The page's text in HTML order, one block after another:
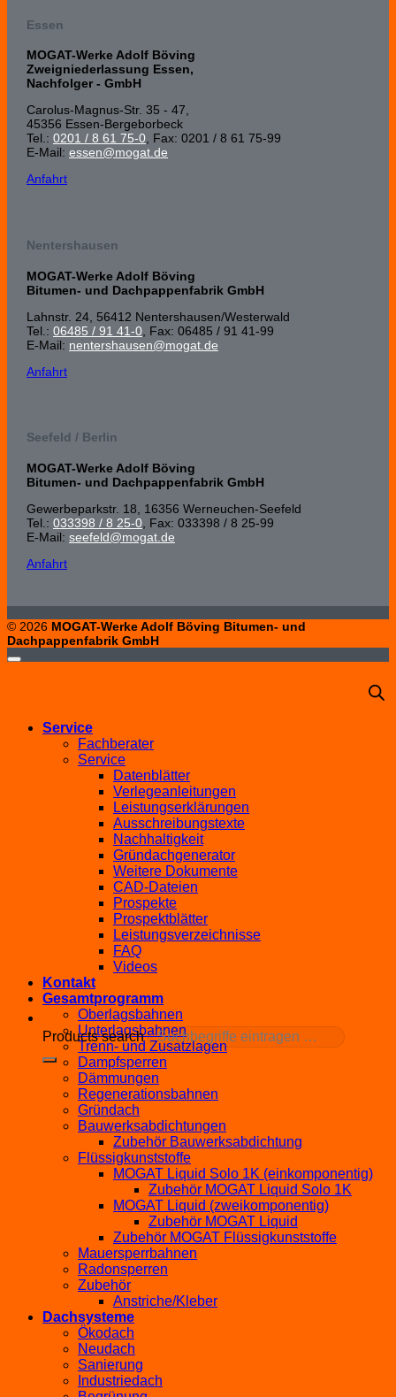
Essen
MOGAT-Werke Adolf Böving
Zweigniederlassung Essen,
Nachfolger - GmbH
Carolus-Magnus-Str. 35 - 47,
45356 Essen-Bergeborbeck
Tel.: 0201 / 8 61 75-0, Fax: 0201 / 8 61 75-99
E-Mail: essen@mogat.de
Anfahrt
Nentershausen
MOGAT-Werke Adolf Böving
Bitumen- und Dachpappenfabrik GmbH
Lahnstr. 24, 56412 Nenters­hausen/Wester­wald
Tel.: 06485 / 91 41-0 , Fax: 06485 / 91 41-99
E-Mail: nentershausen@mogat.de
Anfahrt
Seefeld / Berlin
MOGAT-Werke Adolf Böving
Bitumen- und Dachpappenfabrik GmbH
Gewerbeparkstr. 18, 16356 Werneuchen-Seefeld
Tel.: 033398 / 8 25-0 , Fax: 033398 / 8 25-99
E-Mail: seefeld@mogat.de
Anfahrt
© 2026 MOGAT-Werke Adolf Böving Bitumen- und
Dachpappenfabrik GmbH
Products search
Service
Fachberater
Service
Datenblätter
Verlegeanleitungen
Leistungserklärungen
Ausschreibungstexte
Nachhaltigkeit
Gründachgenerator
Weitere Dokumente
CAD-Dateien
Prospekte
Prospektblätter
Leistungsverzeichnisse
FAQ
Videos
Kontakt
Gesamtprogramm
Oberlagsbahnen
Unterlagsbahnen
Trenn- und Zusatzlagen
Dampfsperren
Dämmungen
Regenerationsbahnen
Gründach
Bauwerksabdichtungen
Zubehör Bauwerksabdichtung
Flüssigkunststoffe
MOGAT Liquid Solo 1K (einkomponentig)
Zubehör MOGAT Liquid Solo 1K
MOGAT Liquid (zweikomponentig)
Zubehör MOGAT Liquid
Zubehör MOGAT Flüssigkunststoffe
Mauersperrbahnen
Radonsperren
Zubehör
Anstriche/Kleber
Dachsysteme
Ökodach
Neudach
Sanierung
Industriedach